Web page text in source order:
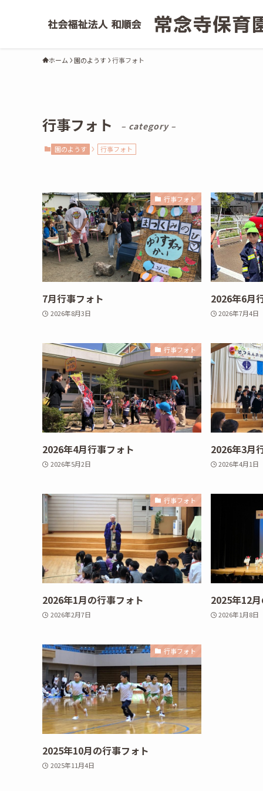
ホーム 園のようす 行事フォト
行事フォト – category –
園のようす 行事フォト
行事フォト
7月行事フォト
2026年8月3日
2026年6月
2026年7月4日
行事フォト
2026年4月行事フォト
2026年5月2日
2026年3月
2026年4月1日
行事フォト
2026年1月の行事フォト
2026年2月7日
2025年12
2026年1月8日
行事フォト
2025年10月の行事フォト
2025年11月4日